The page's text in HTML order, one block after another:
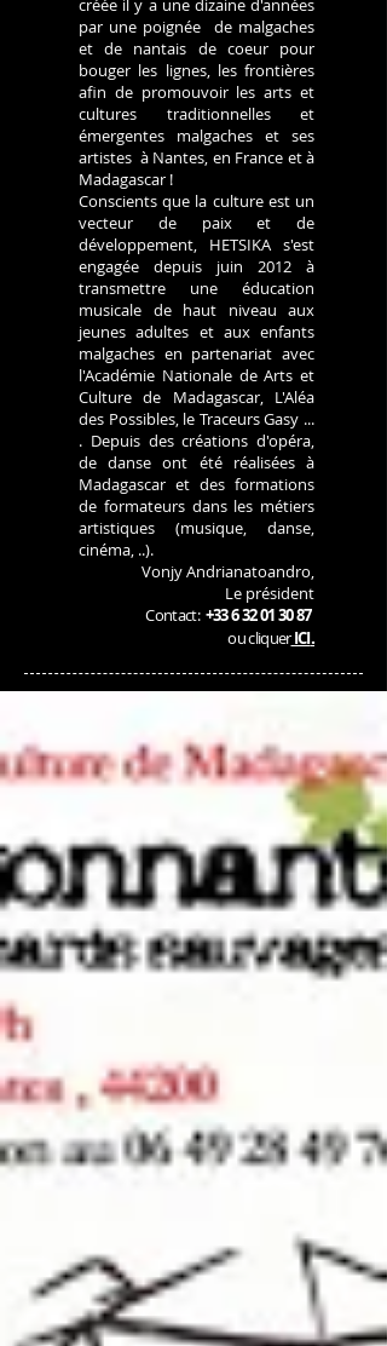
créée il y a une dizaine d'années
par une poignée de malgaches
et de nantais de coeur pour
bouger les lignes, les frontières
afin de promouvoir les arts et
cultures traditionnelles et
émergentes malgaches et ses
artistes à Nantes, en France et à
Madagascar !
Conscients que la culture est un
vecteur de paix et de
développement, HETSIKA s'est
engagée depuis juin 2012 à
transmettre une éducation
musicale de haut niveau aux
jeunes adultes et aux enfants
malgaches en partenariat avec
l'Académie Nationale de Arts et
Culture de Madagascar, L'Aléa
des Possibles, le Traceurs Gasy ...
. Depuis des créations d'opéra,
de danse ont été réalisées à
Madagascar et des formations
de formateurs dans les métiers
artistiques (musique, danse,
cinéma, ..).
Vonjy Andrianatoandro,
Le président
Contact: +33 6 32 01 30 87
ou cliquerICI.